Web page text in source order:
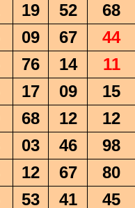
19 52
68
09 67
44
76 14
11
17 09
15
68 12
12
03 46
98
12 67
80
53 41
45